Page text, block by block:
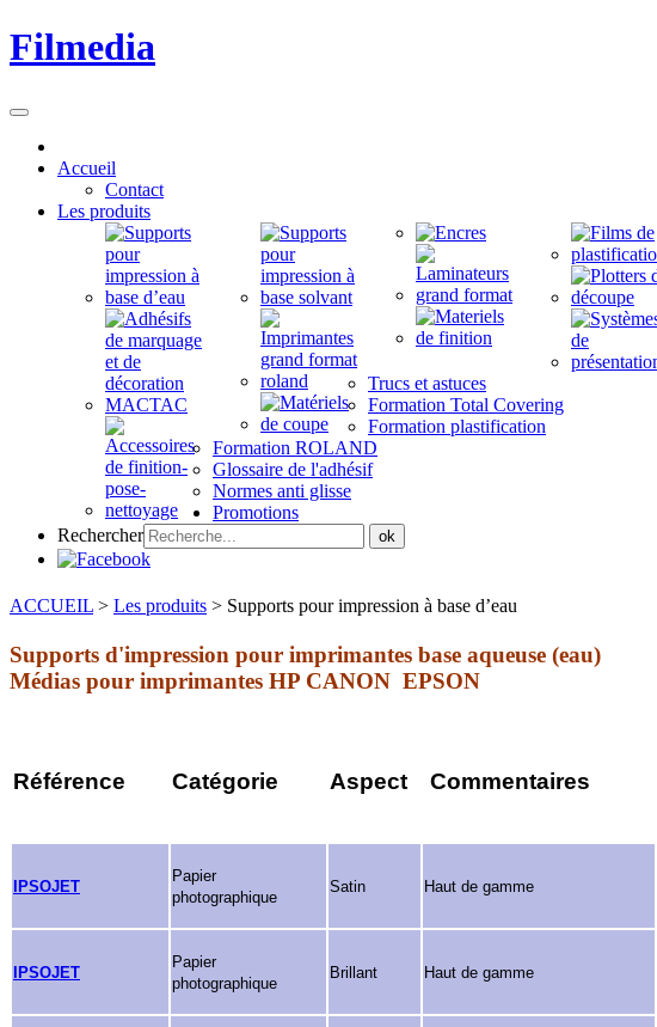
Filmedia
Accueil
Contact
Les produits
Trucs et astuces
Formation Total Covering
Formation plastification
Formation ROLAND
Glossaire de l'adhésif
Normes anti glisse
Promotions
Rechercher
ok
ACCUEIL > Les produits > Supports pour impression à base d’eau
Supports d'impression pour imprimantes base aqueuse (eau)
Médias pour imprimantes HP CANON EPSON
Référence Catégorie Aspect Commentaires
IPSOJET
Papier
photographique
Satin Haut de gamme
IPSOJET
Papier
photographique
Brillant Haut de gamme